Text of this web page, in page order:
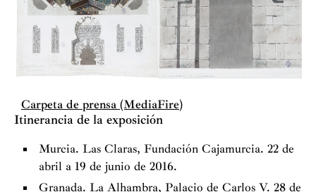
Carpeta de prensa (MediaFire)
Itinerancia de la exposición
Murcia. Las Claras, Fundación Cajamurcia. 22 de
abril a 19 de junio de 2016.
Granada. La Alhambra, Palacio de Carlos V. 28 de